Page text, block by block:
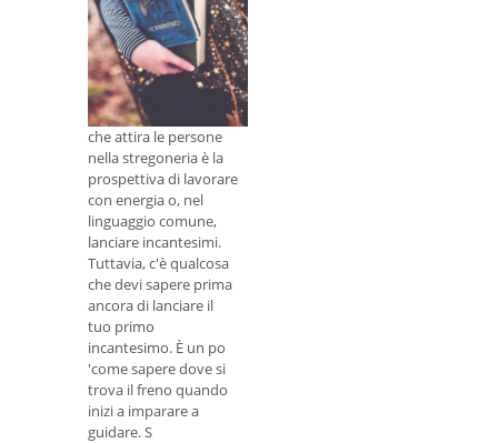
Come annullare un
incantesimo o
annullare una
maledizione
Una delle tante cose
che attira le persone
nella stregoneria è la
prospettiva di lavorare
con energia o, nel
linguaggio comune,
lanciare incantesimi.
Tuttavia, c'è qualcosa
che devi sapere prima
ancora di lanciare il
tuo primo
incantesimo. È un po
'come sapere dove si
trova il freno quando
inizi a imparare a
guidare. S